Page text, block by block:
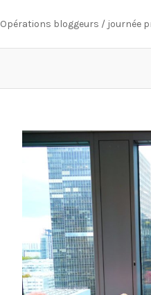
Opérations bloggeurs / journée